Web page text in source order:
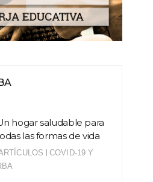
hogar saludable para
las formas de vida
| COVID-19 Y